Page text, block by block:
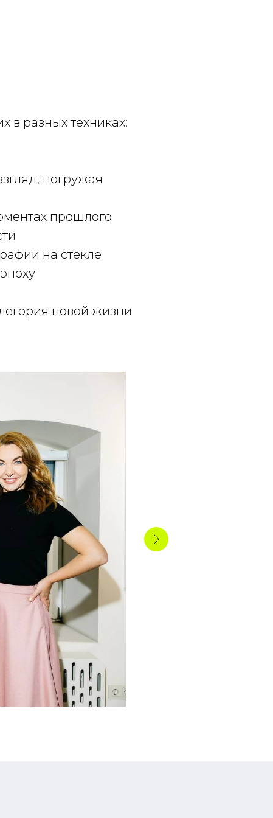
в разных техниках:
погружая
прошлого
на стекле
новой жизни